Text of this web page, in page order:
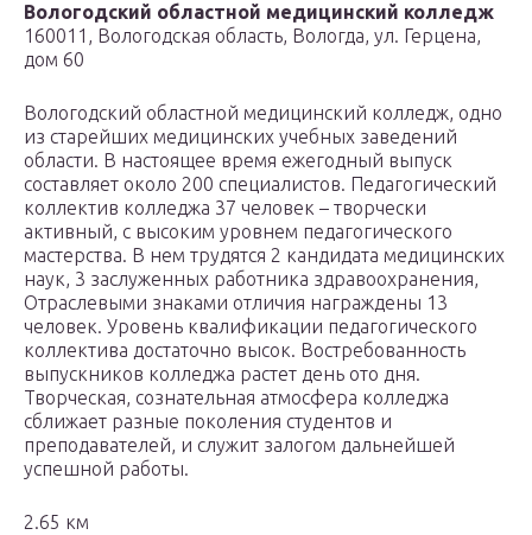
Вологодский областной медицинский колледж
160011, Вологодская область, Вологда, ул. Герцена,
дом 60
Вологодский областной медицинский колледж, одно
из старейших медицинских учебных заведений
области. В настоящее время ежегодный выпуск
составляет около 200 специалистов. Педагогический
коллектив колледжа 37 человек – творчески
активный, с высоким уровнем педагогического
мастерства. В нем трудятся 2 кандидата медицинских
наук, 3 заслуженных работника здравоохранения,
Отраслевыми знаками отличия награждены 13
человек. Уровень квалификации педагогического
коллектива достаточно высок. Востребованность
выпускников колледжа растет день ото дня.
Творческая, сознательная атмосфера колледжа
сближает разные поколения студентов и
преподавателей, и служит залогом дальнейшей
успешной работы.
2.65 км